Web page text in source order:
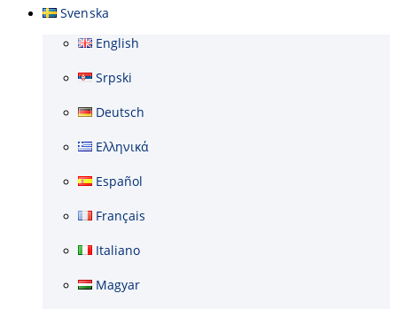
Svenska
English
Srpski
Deutsch
Ελληνικά
Español
Français
Italiano
Magyar